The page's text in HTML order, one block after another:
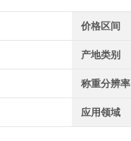
价格区间
产地类别
称重分辨率
应用领域